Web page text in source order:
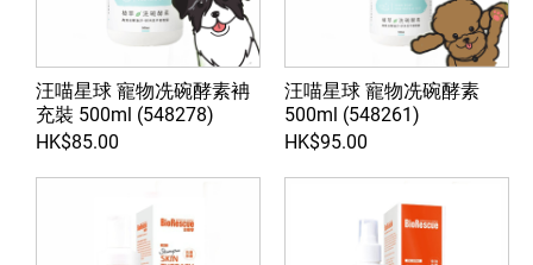
汪喵星球 寵物冼碗酵素袡
充裝 500ml (548278)
HK$85.00
汪喵星球 寵物冼碗酵素
500ml (548261)
HK$95.00